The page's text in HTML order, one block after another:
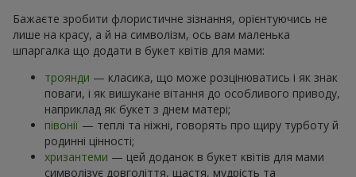
Бажаєте зробити флористичне зізнання, орієнтуючись не
лише на красу, а й на символізм, ось вам маленька
шпаргалка що додати в букет квітів для мами:
троянди — класика, що може розцінюватись і як знак
поваги, і як вишукане вітання до особливого приводу,
наприклад як букет з днем матері;
півонії — теплі та ніжні, говорять про щиру турботу й
родинні цінності;
хризантеми — цей доданок в букет квітів для мами
символізує довголіття, щастя, мудрість та